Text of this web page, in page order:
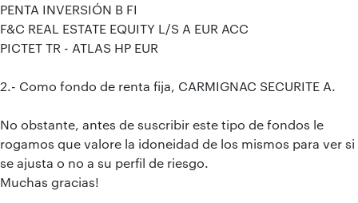
PENTA INVERSIÓN B FI
F&C REAL ESTATE EQUITY L/S A EUR ACC
PICTET TR - ATLAS HP EUR
2.- Como fondo de renta fija, CARMIGNAC SECURITE A.
No obstante, antes de suscribir este tipo de fondos le
rogamos que valore la idoneidad de los mismos para ver si
se ajusta o no a su perfil de riesgo.
Muchas gracias!